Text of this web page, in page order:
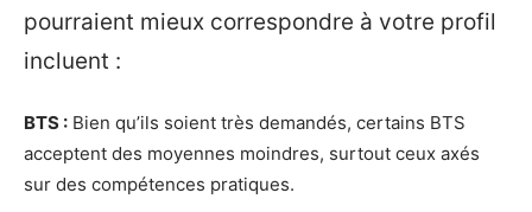
pourraient mieux correspondre à votre profil
incluent :
BTS : Bien qu’ils soient très demandés, certains BTS
acceptent des moyennes moindres, surtout ceux axés
sur des compétences pratiques.